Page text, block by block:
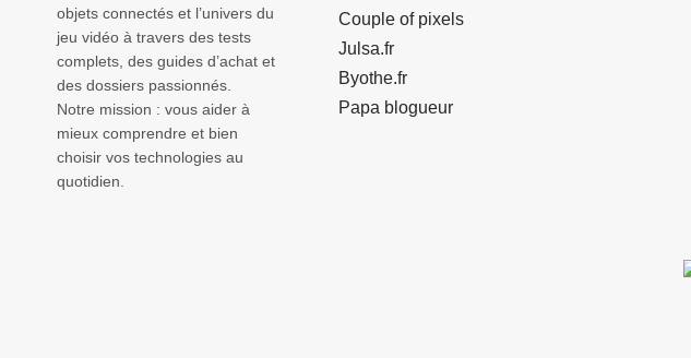
objets connectés et l’univers du
jeu vidéo à travers des tests
complets, des guides d’achat et
des dossiers passionnés.
Notre mission : vous aider à
mieux comprendre et bien
choisir vos technologies au
quotidien.
Couple of pixels
Julsa.fr
Byothe.fr
Papa blogueur